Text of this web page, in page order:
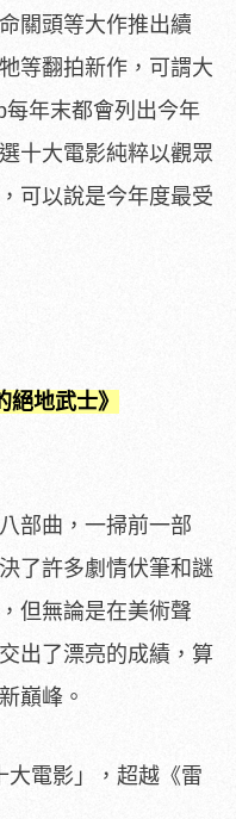
關頭等大作推出續
等翻拍新作，可謂大
年末都會列出今年
十大電影純粹以觀眾
可以說是今年度最受
絕地武士》
部曲，一掃前一部
了許多劇情伏筆和謎
但無論是在美術聲
出了漂亮的成績，算
巔峰。